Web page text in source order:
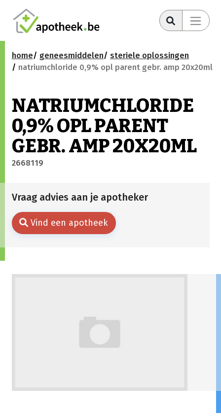
home geneesmiddelen
steriele oplossingen
natriumchloride 0,9% opl parent gebr. amp 20x20ml
NATRIUMCHLORIDE
0,9% OPL PARENT
GEBR. AMP 20X20ML
2668119
Vraag advies aan je apotheker
Vind een apotheek